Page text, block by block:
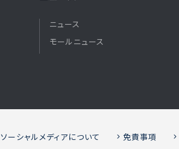
ニュース
モールニュース
ソーシャルメディアについて 免責事項